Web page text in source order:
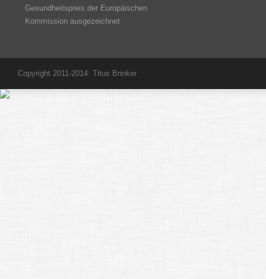
Gesundheitspreis der Europäischen
Kommission ausgezeichnet
Copyright 2011-2014: Titus Brinker